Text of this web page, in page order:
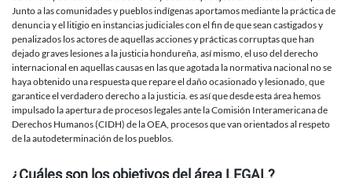
Junto a las comunidades y pueblos indígenas aportamos mediante la práctica de
denuncia y el litigio en instancias judiciales con el fin de que sean castigados y
penalizados los actores de aquellas acciones y prácticas corruptas que han
dejado graves lesiones a la justicia hondureña, así mismo, el uso del derecho
internacional en aquellas causas en las que agotada la normativa nacional no se
haya obtenido una respuesta que repare el daño ocasionado y lesionado, que
garantice el verdadero derecho a la justicia. es así que desde esta área hemos
impulsado la apertura de procesos legales ante la Comisión Interamericana de
Derechos Humanos (CIDH) de la OEA, procesos que van orientados al respeto
de la autodeterminación de los pueblos.
¿Cuáles son los objetivos del área LEGAL?